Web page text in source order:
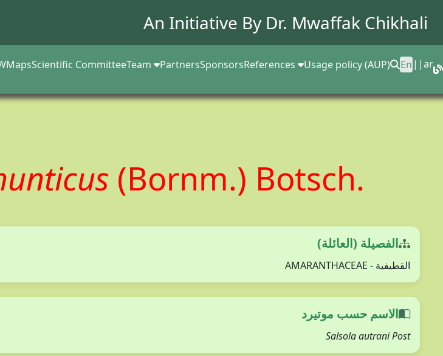
An Initiative By Dr. Mwaffak Chikhali
MapsScientific CommitteeTeam PartnersSponsorsReferences Usage policy (AUP) En ||ar
(Bornm.) Botsch.
الفصيلة (العائلة)
القطيفية - AMARANTHACEAE
الاسم حسب موتيرد
Salsola autrani Post